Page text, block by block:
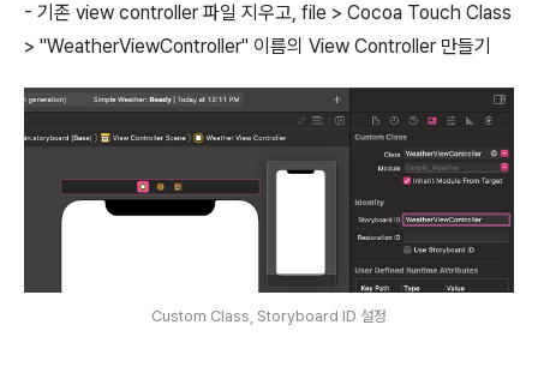
- 기존 view controller 파일 지우고, file > Cocoa Touch Class
> "WeatherViewController" 이름의 View Controller 만들기
Custom Class, Storyboard ID 설정